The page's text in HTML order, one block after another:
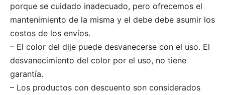
porque se cuidado inadecuado, pero ofrecemos el
mantenimiento de la misma y el debe debe asumir los
costos de los envíos.
– El color del dije puede desvanecerse con el uso. El
desvanecimiento del color por el uso, no tiene
garantía.
– Los productos con descuento son considerados